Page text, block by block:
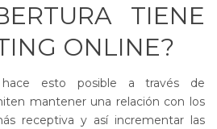
TIENE
ONLINE?
esto posible a través de
mantener una relación con los
receptiva y así incrementar las